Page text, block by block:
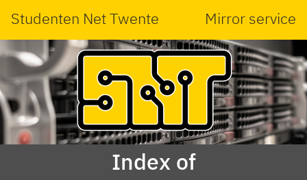
Studenten Net Twente Mirror service
Index of